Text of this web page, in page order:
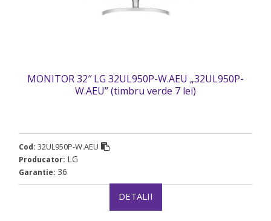
MONITOR 32″ LG 32UL950P-W.AEU „32UL950P-
W.AEU” (timbru verde 7 lei)
Cod: 32UL950P-W.AEU
Producator: LG
Garantie: 36
DETALII